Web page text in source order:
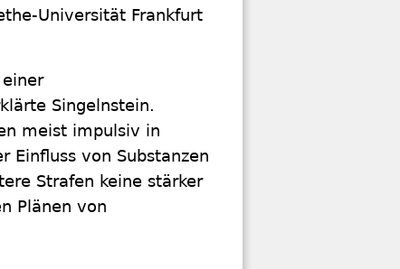
Universität Frankfurt
Singelnstein.
meist impulsiv in
Einfluss von Substanzen
Strafen keine stärker
Plänen von